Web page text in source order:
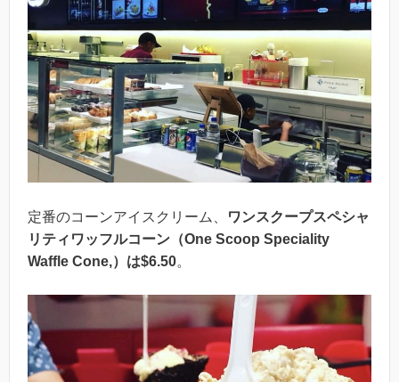
定番のコーンアイスクリーム、
ワンスクープスペシャ
リティワッフルコーン（One Scoop Speciality
Waffle Cone,）は$6.50。